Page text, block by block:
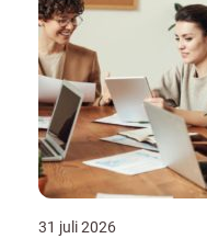
31 juli 2026